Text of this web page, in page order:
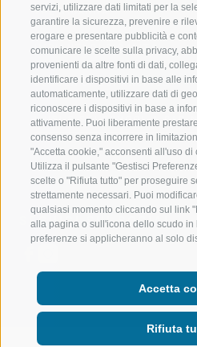
servizi, utilizzare dati limitati per la
garantire la sicurezza, prevenire e
erogare e presentare pubblicità e
comunicare le scelte sulla privacy,
provenienti da altre fonti di dati,
identificare i dispositivi in base alle
automaticamente, utilizzare dati di
riconoscere i dispositivi in base a
attivamente. Puoi liberamente
consenso senza incorrere in
"Accetta cookie," acconsenti all'uso di
Utilizza il pulsante "Gestisci
scelte o "Rifiuta tutto" per proseguire
strettamente necessari. Puoi
qualsiasi momento cliccando sul link
alla pagina o sull'icona dello scudo in
preferenze si applicheranno al solo
Accetta
Rifiuta
VAL RIDANNA
IMPIANTI DI RISALITA
SCUOLA DI SCI RACINES
LUISL'S SKI SCHOOL A
SEGUICI SUI SOCIAL